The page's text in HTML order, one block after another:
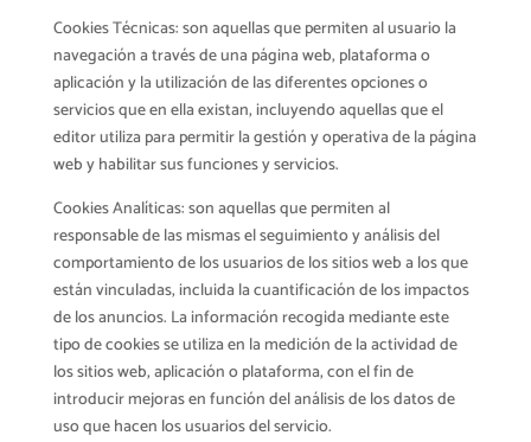
Cookies Técnicas: son aquellas que permiten al usuario la
navegación a través de una página web, plataforma o
aplicación y la utilización de las diferentes opciones o
servicios que en ella existan, incluyendo aquellas que el
editor utiliza para permitir la gestión y operativa de la página
web y habilitar sus funciones y servicios.
Cookies Analíticas: son aquellas que permiten al
responsable de las mismas el seguimiento y análisis del
comportamiento de los usuarios de los sitios web a los que
están vinculadas, incluida la cuantificación de los impactos
de los anuncios. La información recogida mediante este
tipo de cookies se utiliza en la medición de la actividad de
los sitios web, aplicación o plataforma, con el fin de
introducir mejoras en función del análisis de los datos de
uso que hacen los usuarios del servicio.